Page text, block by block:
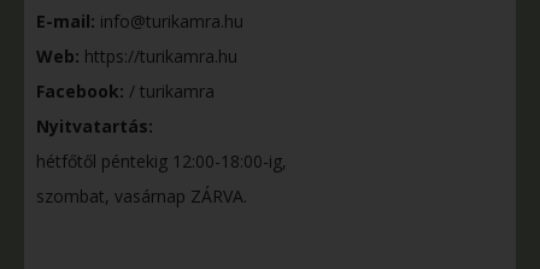
E-mail: info@turikamra.hu
Web: https://turikamra.hu
Facebook: / turikamra
Nyitvatartás:
hétfőtől péntekig 12:00-18:00-ig,
szombat, vasárnap ZÁRVA.